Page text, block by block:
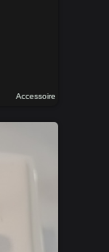
Accessoire